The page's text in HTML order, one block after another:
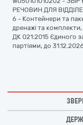
РЕЧОВИН ДЛЯ
6 - Контейнери та
дренажі та
ДК 021:2015 Єдиного
партіями, до